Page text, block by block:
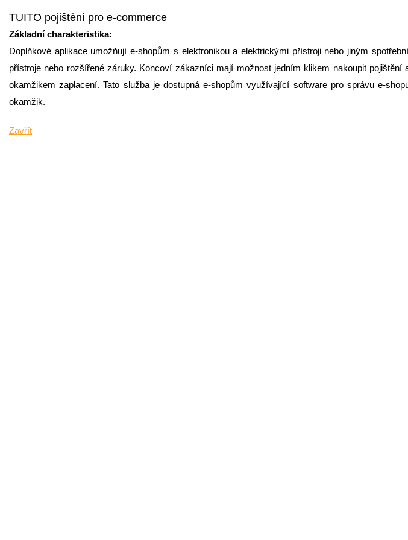
TUITO pojištění pro e-commerce
Základní charakteristika:
Doplňkové aplikace umožňují e-shopům s elektronikou a elektrickými přístroji nebo jiným
přístroje nebo rozšířené záruky. Koncoví zákazníci mají možnost jedním klikem nakoupit
okamžikem zaplacení. Tato služba je dostupná e-shopům využívající software pro správu e-
okamžik.
Zavřít